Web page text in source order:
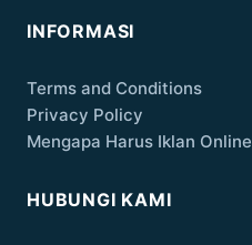
INFORMASI
Terms and Conditions
Privacy Policy
Mengapa Harus Iklan Online
HUBUNGI KAMI